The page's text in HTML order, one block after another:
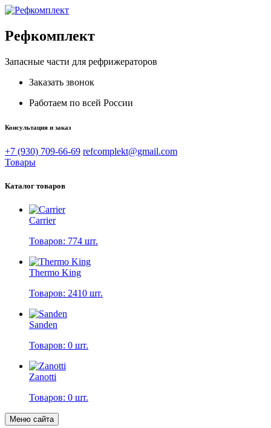
Рефкомплект
Запасные части для рефрижераторов
Заказать звонок
Работаем по всей России
Консультация и заказ
+7 (930) 709-66-69 refcomplekt@gmail.com
Товары
Каталог товаров
Carrier
Товаров: 774 шт.
Thermo King
Товаров: 2410 шт.
Sanden
Товаров: 0 шт.
Zanotti
Товаров: 0 шт.
Меню сайта